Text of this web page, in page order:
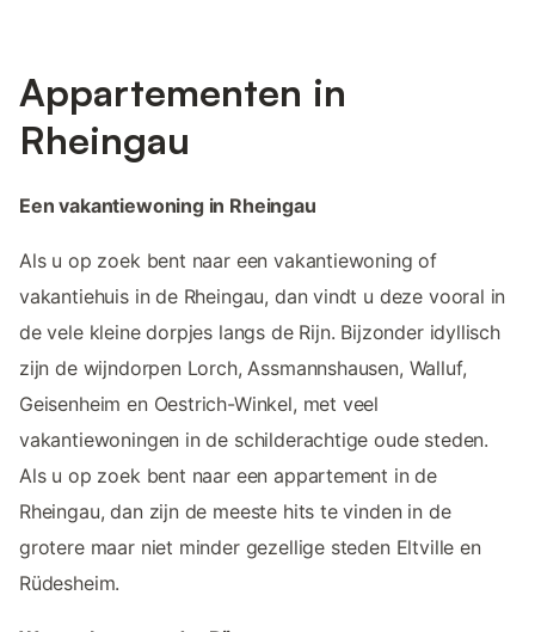
Appartementen in
Rheingau
Een vakantiewoning in Rheingau
Als u op zoek bent naar een vakantiewoning of
vakantiehuis in de Rheingau, dan vindt u deze vooral in
de vele kleine dorpjes langs de Rijn. Bijzonder idyllisch
zijn de wijndorpen Lorch, Assmannshausen, Walluf,
Geisenheim en Oestrich-Winkel, met veel
vakantiewoningen in de schilderachtige oude steden.
Als u op zoek bent naar een appartement in de
Rheingau, dan zijn de meeste hits te vinden in de
grotere maar niet minder gezellige steden Eltville en
Rüdesheim.